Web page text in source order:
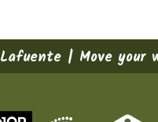
Lafuente | Move your